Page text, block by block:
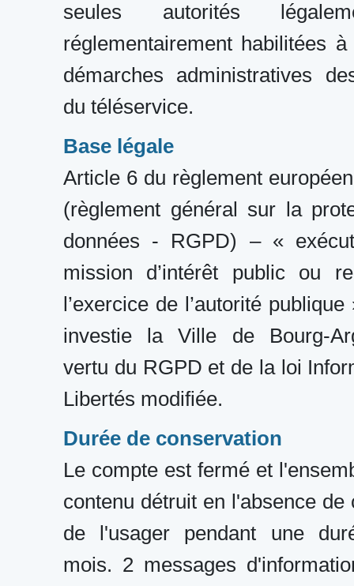
seules autorités
réglementairement habilitées
démarches administratives
du téléservice.
Base légale
Article 6 du règlement
(règlement général sur la
données - RGPD) – «
mission d’intérêt public ou
l’exercice de l’autorité
investie la Ville de Bourg-
vertu du RGPD et de la loi
Libertés modifiée.
Durée de conservation
Le compte est fermé et
contenu détruit en l'absence de
de l'usager pendant une
mois. 2 messages